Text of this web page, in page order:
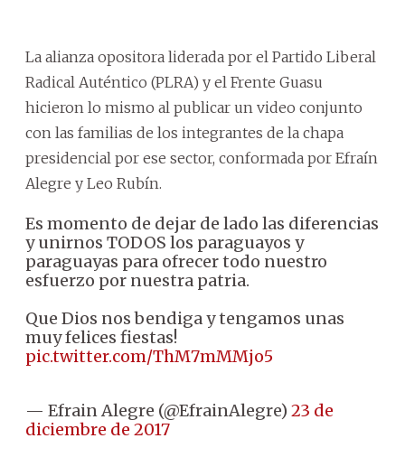
La alianza opositora liderada por el Partido Liberal
Radical Auténtico (PLRA) y el Frente Guasu
hicieron lo mismo al publicar un video conjunto
con las familias de los integrantes de la chapa
presidencial por ese sector, conformada por Efraín
Alegre y Leo Rubín.
Es momento de dejar de lado las diferencias
y unirnos TODOS los paraguayos y
paraguayas para ofrecer todo nuestro
esfuerzo por nuestra patria.
Que Dios nos bendiga y tengamos unas
muy felices fiestas!
pic.twitter.com/ThM7mMMjo5
— Efrain Alegre (@EfrainAlegre) 23 de
diciembre de 2017